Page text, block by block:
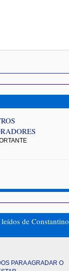
de Constantino
PARA AGRADAR O